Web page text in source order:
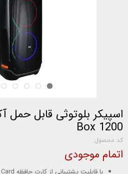
Box 1200
کد محصول:
اتمام موجودی
با قابلیت پشتیبانی از کارت حافظه TF Card